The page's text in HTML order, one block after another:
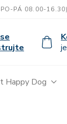
PÁ 08.00-16.30)
Happy Dog